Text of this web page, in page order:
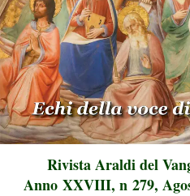
Rivista Araldi del
Anno XXVIII, n 279,